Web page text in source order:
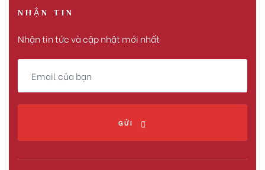
NHẬN TIN
Nhận tin tức và cập nhật mới nhất
GỬI